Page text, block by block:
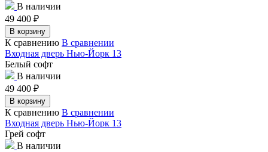
В наличии
49 400 ₽
В корзину
К сравнению В сравнении
Входная дверь Нью-Йорк 13
Белый софт
В наличии
49 400 ₽
В корзину
К сравнению В сравнении
Входная дверь Нью-Йорк 13
Грей софт
В наличии